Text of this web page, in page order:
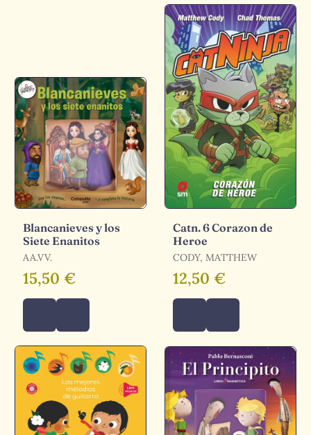
Blancanieves y los
Siete Enanitos
AA.VV.
15,50 €
Catn. 6 Corazon de
Heroe
CODY, MATTHEW
12,50 €